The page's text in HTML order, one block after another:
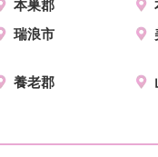
本巣郡
瑞浪市
養老郡